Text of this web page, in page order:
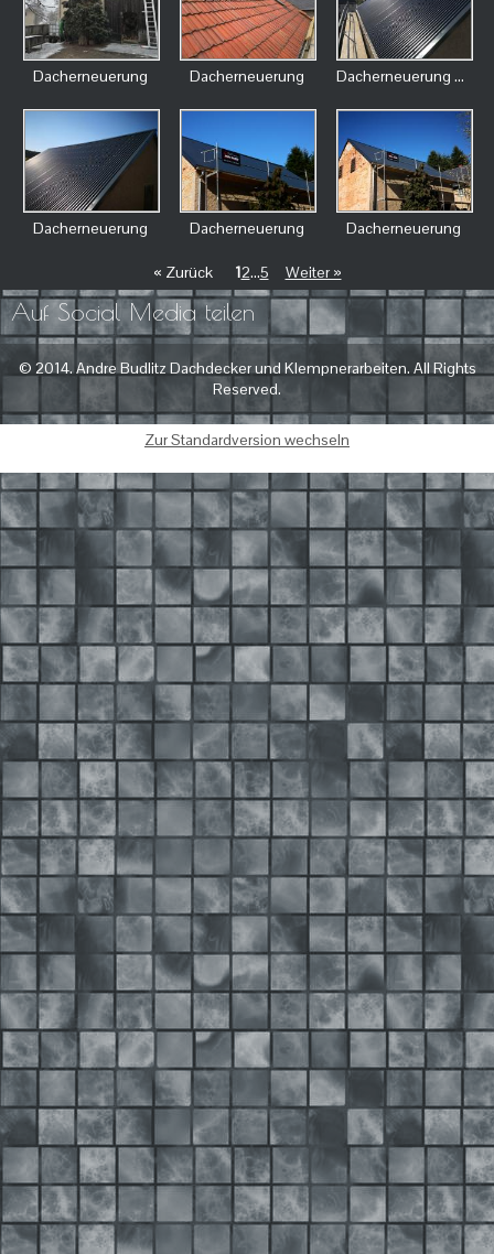
Dacherneuerung Dacherneuerung Dacherneuerung mit Trapezblech
Dacherneuerung Dacherneuerung Dacherneuerung
« Zurück 12...5 Weiter »
Auf Social Media teilen
© 2014. Andre Budlitz Dachdecker und Klempnerarbeiten. All Rights
Reserved.
Zur Standardversion wechseln